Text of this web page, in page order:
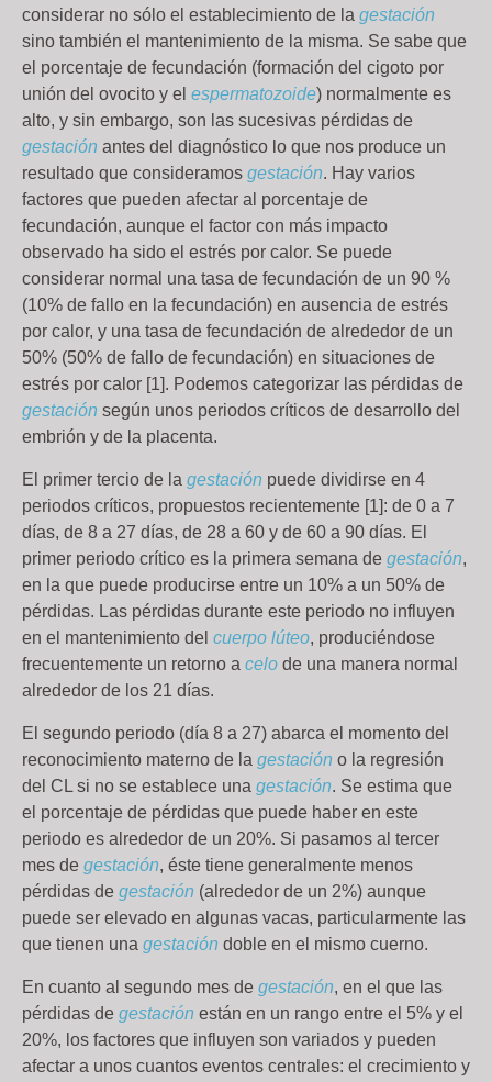
considerar no sólo el establecimiento de la gestación
sino también el mantenimiento de la misma. Se sabe que
el porcentaje de fecundación (formación del cigoto por
unión del ovocito y el espermatozoide) normalmente es
alto, y sin embargo, son las sucesivas pérdidas de
gestación antes del diagnóstico lo que nos produce un
resultado que consideramos gestación. Hay varios
factores que pueden afectar al porcentaje de
fecundación, aunque el factor con más impacto
observado ha sido el estrés por calor. Se puede
considerar normal una tasa de fecundación de un 90 %
(10% de fallo en la fecundación) en ausencia de estrés
por calor, y una tasa de fecundación de alrededor de un
50% (50% de fallo de fecundación) en situaciones de
estrés por calor [1]. Podemos categorizar las pérdidas de
gestación según unos periodos críticos de desarrollo del
embrión y de la placenta.
El primer tercio de la gestación puede dividirse en 4
periodos críticos, propuestos recientemente [1]: de 0 a 7
días, de 8 a 27 días, de 28 a 60 y de 60 a 90 días. El
primer periodo crítico es la primera semana de gestación,
en la que puede producirse entre un 10% a un 50% de
pérdidas. Las pérdidas durante este periodo no influyen
en el mantenimiento del cuerpo lúteo, produciéndose
frecuentemente un retorno a celo de una manera normal
alrededor de los 21 días.
El segundo periodo (día 8 a 27) abarca el momento del
reconocimiento materno de la gestación o la regresión
del CL si no se establece una gestación. Se estima que
el porcentaje de pérdidas que puede haber en este
periodo es alrededor de un 20%. Si pasamos al tercer
mes de gestación, éste tiene generalmente menos
pérdidas de gestación (alrededor de un 2%) aunque
puede ser elevado en algunas vacas, particularmente las
que tienen una gestación doble en el mismo cuerno.
En cuanto al segundo mes de gestación, en el que las
pérdidas de gestación están en un rango entre el 5% y el
20%, los factores que influyen son variados y pueden
afectar a unos cuantos eventos centrales: el crecimiento y